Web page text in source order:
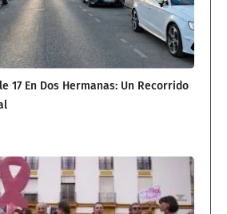
17 En Dos Hermanas: Un Recorrido